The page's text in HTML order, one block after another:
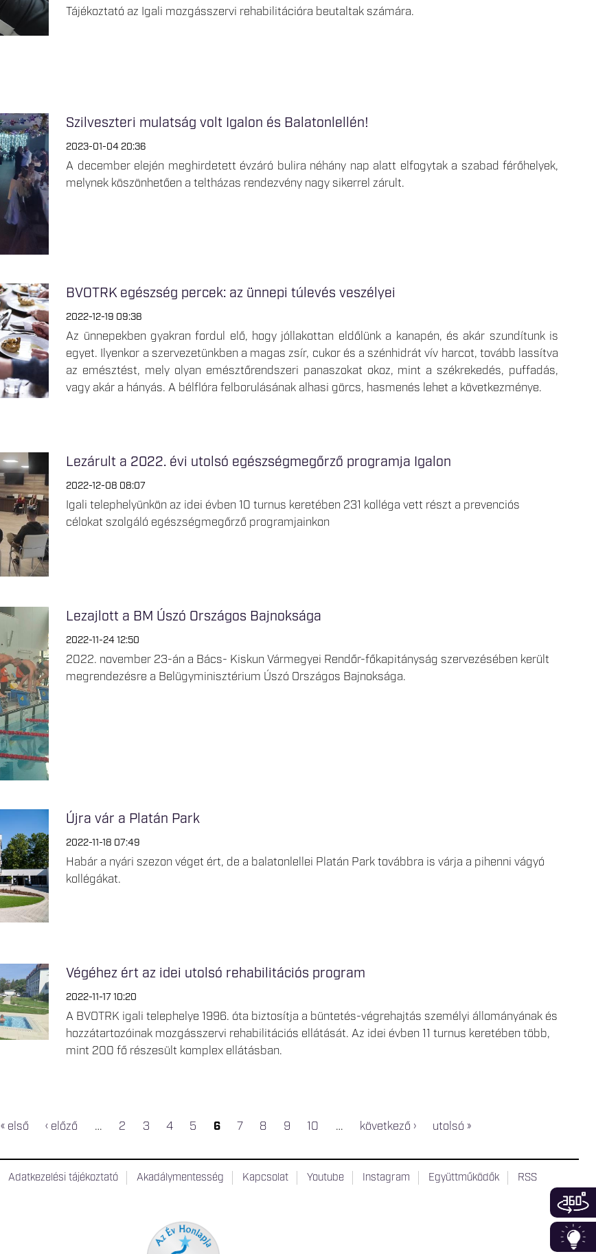
Tájékoztató az Igali mozgásszervi rehabilitációra beutaltak számára.
Szilveszteri mulatság volt Igalon és Balatonlellén!
2023-01-04 20:36
A december elején meghirdetett évzáró bulira néhány nap alatt elfogytak a szabad férőhelyek,
melynek köszönhetően a teltházas rendezvény nagy sikerrel zárult.
BVOTRK egészség percek: az ünnepi túlevés veszélyei
2022-12-19 09:38
Az ünnepekben gyakran fordul elő, hogy jóllakottan eldőlünk a kanapén, és akár szundítunk is
egyet. Ilyenkor a szervezetünkben a magas zsír, cukor és a szénhidrát vív harcot, tovább lassítva
az emésztést, mely olyan emésztőrendszeri panaszokat okoz, mint a székrekedés, puffadás,
vagy akár a hányás. A bélflóra felborulásának alhasi görcs, hasmenés lehet a következménye.
Lezárult a 2022. évi utolsó egészségmegőrző programja Igalon
2022-12-08 08:07
Igali telephelyünkön az idei évben 10 turnus keretében 231 kolléga vett részt a prevenciós
célokat szolgáló egészségmegőrző programjainkon
Lezajlott a BM Úszó Országos Bajnoksága
2022-11-24 12:50
2022. november 23-án a Bács- Kiskun Vármegyei Rendőr-főkapitányság szervezésében került
megrendezésre a Belügyminisztérium Úszó Országos Bajnoksága.
Újra vár a Platán Park
2022-11-18 07:49
Habár a nyári szezon véget ért, de a balatonlellei Platán Park továbbra is várja a pihenni vágyó
kollégákat.
Végéhez ért az idei utolsó rehabilitációs program
2022-11-17 10:20
A BVOTRK igali telephelye 1996. óta biztosítja a büntetés-végrehajtás személyi állományának és
hozzátartozóinak mozgásszervi rehabilitációs ellátását. Az idei évben 11 turnus keretében több,
mint 200 fő részesült komplex ellátásban.
« első ‹ előző … 2 3 4 5 6 7 8 9 10 … következő › utolsó »
Adatkezelési tájékoztató Akadálymentesség Kapcsolat Youtube Instagram Együttműködők RSS